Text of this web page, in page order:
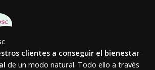
clientes a conseguir el bienestar
de un modo natural. Todo ello a través